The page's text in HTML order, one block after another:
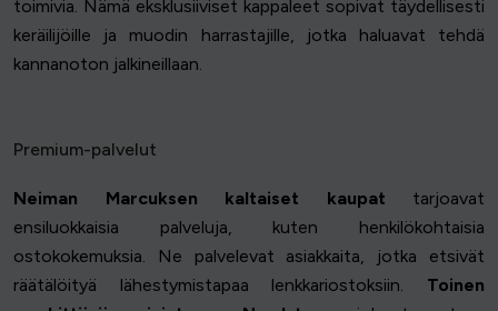
toimivia. Nämä eksklusiiviset kappaleet sopivat täydellisesti
keräilijöille ja muodin harrastajille, jotka haluavat tehdä
kannanoton jalkineillaan.
Premium-palvelut
Neiman Marcuksen kaltaiset kaupat tarjoavat
ensiluokkaisia palveluja, kuten henkilökohtaisia
ostokokemuksia. Ne palvelevat asiakkaita, jotka etsivät
räätälöityä lähestymistapaa lenkkariostoksiin. Toinen